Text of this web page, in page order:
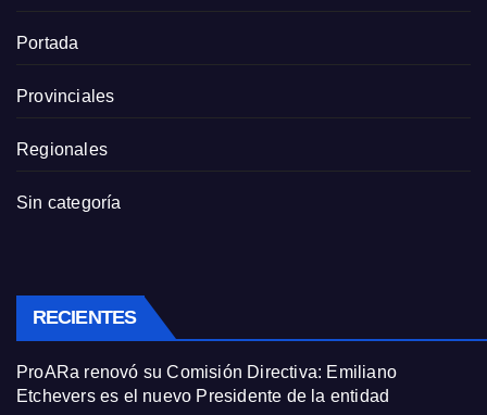
Portada
Provinciales
Regionales
Sin categoría
RECIENTES
ProARa renovó su Comisión Directiva: Emiliano
Etchevers es el nuevo Presidente de la entidad